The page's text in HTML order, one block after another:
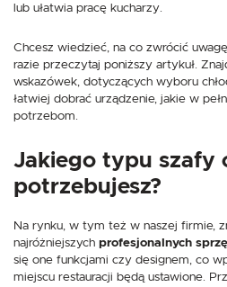
lub ułatwia pracę kucharzy.
Chcesz wiedzieć, na co zwrócić
razie przeczytaj poniższy artykuł.
wskazówek, dotyczących wyboru
łatwiej dobrać urządzenie, jakie w
potrzebom.
Jakiego typu szafy
potrzebujesz?
Na rynku, w tym też w naszej firmie,
najróżniejszych profesjonalnych
się one funkcjami czy designem, co
miejscu restauracji będą ustawione.
komunikatów mediów społecznościowych.